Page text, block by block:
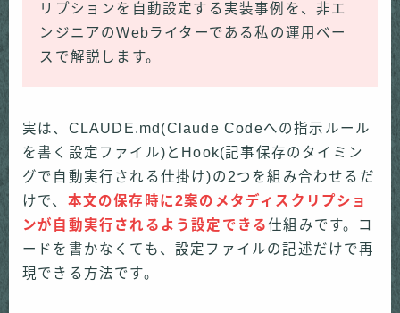
リプションを自動設定する実装事例を、非エ
ンジニアのWebライターである私の運用ベー
スで解説します。
実は、CLAUDE.md(Claude Codeへの指示ルール
を書く設定ファイル)とHook(記事保存のタイミン
グで自動実行される仕掛け)の2つを組み合わせるだ
けで、 本文の保存時に2案のメタディスクリプショ
ンが自動実行されるよう設定できる仕組みです。コ
ードを書かなくても、設定ファイルの記述だけで再
現できる方法です。